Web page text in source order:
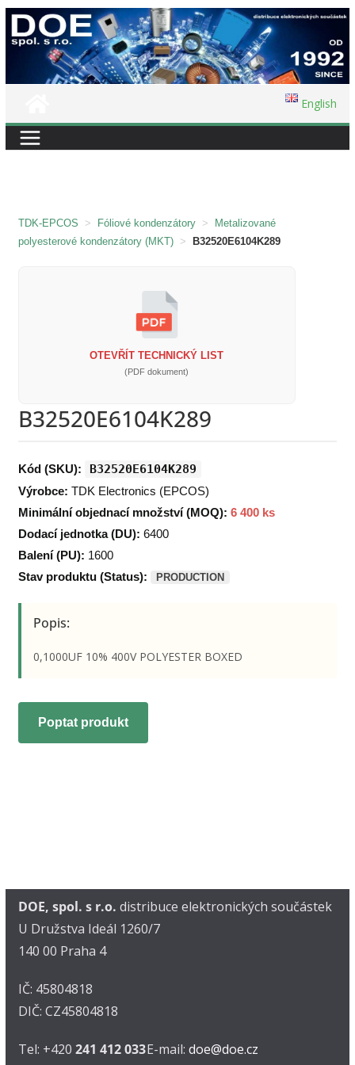
Přeskočit
na
English
TDK-EPCOS > Fóliové kondenzátory >
Metalizované
polyesterové kondenzátory (MKT) > B32520E6104K289
OTEVŘÍT TECHNICKÝ LIST
(PDF dokument)
B32520E6104K289
Kód (SKU): B32520E6104K289
Výrobce: TDK Electronics (EPCOS)
Minimální objednací množství (MOQ): 6 400 ks
Dodací jednotka (DU): 6400
Balení (PU): 1600
Stav produktu (Status):
PRODUCTION
Popis:
0,1000UF 10% 400V POLYESTER BOXED
Poptat produkt
DOE, spol. s r.o. distribuce elektronických součástek
U Družstva Ideál 1260/7
140 00 Praha 4
IČ: 45804818
DIČ: CZ45804818
Tel: +420 241 412 033E-mail: doe@doe.cz